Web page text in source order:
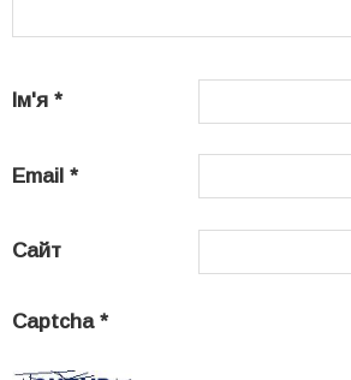
Ім'я *
Email *
Сайт
Captcha *